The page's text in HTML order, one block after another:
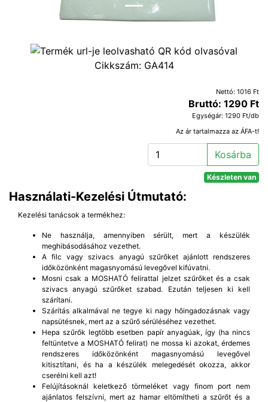
Cikkszám: GA414
Nettó: 1016 Ft
Bruttó: 1290 Ft
Egységár: 1290 Ft/db
Az ár tartalmazza az ÁFA-t!
Kosárba
Készleten van
Használati-Kezelési Útmutató:
Kezelési tanácsok a termékhez:
Ne használja, amennyiben sérült, mert a készülék
meghibásodásához vezethet.
A filc vagy szivacs anyagú szűrőket ajánlott rendszeres
időközönként magasnyomású levegővel kifúvatni.
Mosni csak a MOSHATÓ felirattal jelzet szűrőket és a csak
szivacs anyagú szűrőket szabad. Ezután teljesen ki kell
szárítani.
Szárítás alkalmával ne tegye ki nagy hőingadozásnak vagy
napsütésnek, mert az a szűrő sérüléséhez vezethet.
Hepa szűrők legtöbb esetben papír anyagúak, így (ha nincs
feltüntetve a MOSHATÓ felirat) ne mossa ki azokat, érdemes
rendszeres időközönként magasnyomású levegővel
kitisztítani, és ha a készülék melegedését okozza, akkor
cserélni kell azt!
Felújításoknál keletkező törmeléket vagy finom port nem
ajánlatos felszívni, mert az hamar eltömítheti a szűrőt és a